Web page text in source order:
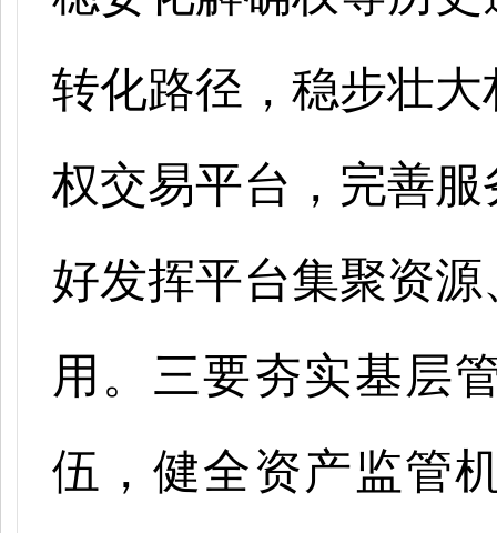
转化路径，稳步壮
权交易平台，完善
好发挥平台集聚资
用。三要夯实基层
伍，健全资产监管